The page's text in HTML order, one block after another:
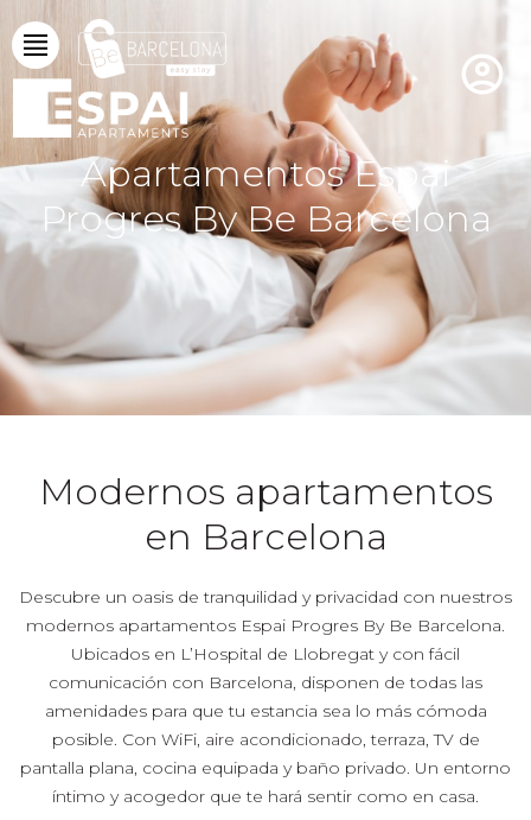
Apartamentos Espai
Progres By Be Barcelona
Modernos apartamentos
en Barcelona
Descubre un oasis de tranquilidad y privacidad con nuestros
modernos apartamentos Espai Progres By Be Barcelona.
Ubicados en L’Hospital de Llobregat y con fácil
comunicación con Barcelona, disponen de todas las
amenidades para que tu estancia sea lo más cómoda
posible. Con WiFi, aire acondicionado, terraza, TV de
pantalla plana, cocina equipada y baño privado. Un entorno
íntimo y acogedor que te hará sentir como en casa.